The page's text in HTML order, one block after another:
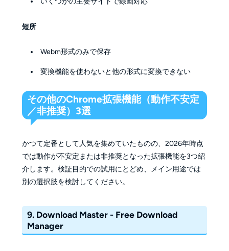
短所
Webm形式のみで保存
変換機能を使わないと他の形式に変換できない
その他のChrome拡張機能（動作不安定
／非推奨）3選
かつて定番として人気を集めていたものの、2026年時点
では動作が不安定または非推奨となった拡張機能を3つ紹
介します。検証目的での試用にとどめ、メイン用途では
別の選択肢を検討してください。
9. Download Master - Free Download
Manager